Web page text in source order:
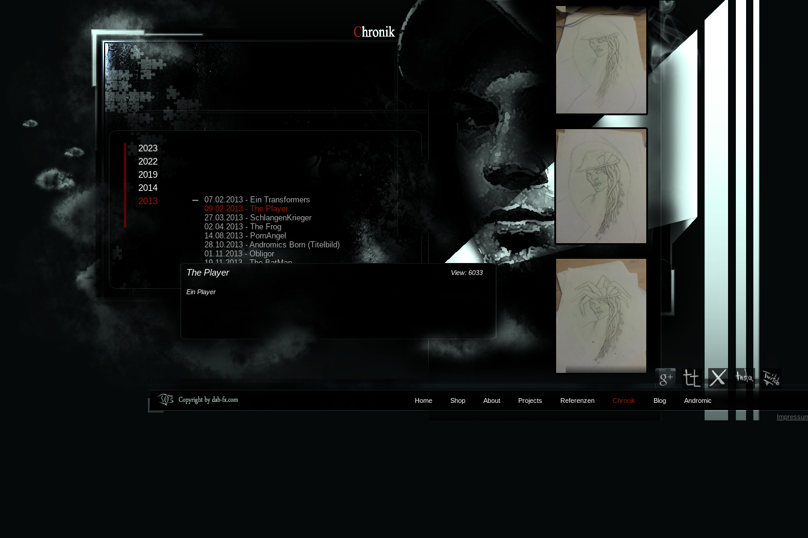
The Player
Ein Player
View: 6033
2023
2022
2019
2014
2013
07.02.2013 - Ein Transformers
09.02.2013 - The Player
27.03.2013 - SchlangenKrieger
02.04.2013 - The Frog
14.08.2013 - PornAngel
28.10.2013 - Andromics Born (Titelbild)
01.11.2013 - Obligor
19.11.2013 - The BatMan
27.11.2013 - IronBock
Home Shop About Projects Referenzen Chronik Blog Andromic